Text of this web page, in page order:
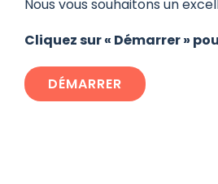
Nous vous souhaitons un
Cliquez sur « Démarrer »
DÉMARRER